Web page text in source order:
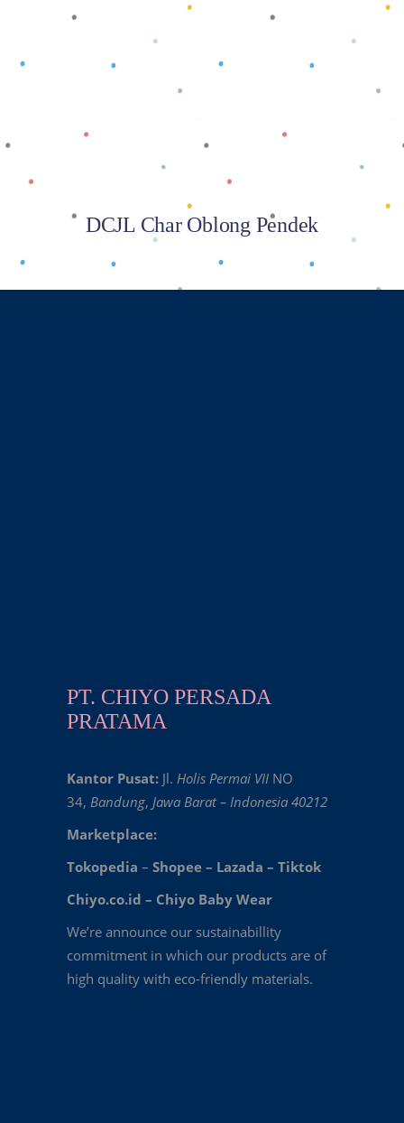
DCJL Char Oblong Pendek
PT. CHIYO PERSADA
PRATAMA
Kantor Pusat: Jl. Holis Permai VII NO
34, Bandung, Jawa Barat – Indonesia 40212
Marketplace:
Tokopedia – Shopee – Lazada – Tiktok
Chiyo.co.id – Chiyo Baby Wear
We’re announce our sustainabillity
commitment in which our products are of
high quality with eco-friendly materials.